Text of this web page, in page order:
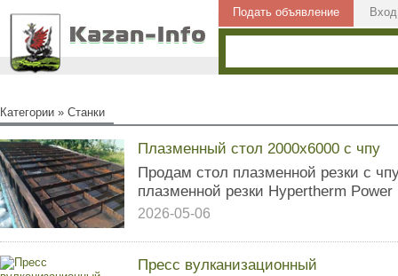
Подать объявление Вход
Категории » Станки
Плазменный стол 2000х6000 с чпу
Продам стол плазменной резки с
плазменной резки Hypertherm Power
2026-05-06
Пресс вулканизационный